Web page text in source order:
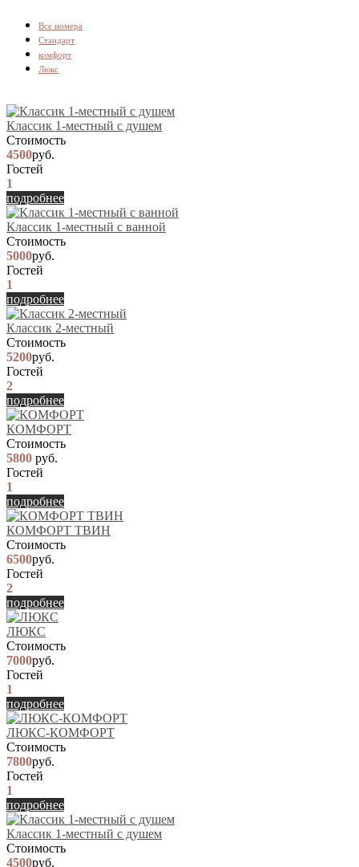
Вcе номера
Стандарт
комфорт
Люкс
Классик 1-местный с душем
Стоимость
4500руб.
Гостей
1
подробнее
Классик 1-местный с ванной
Стоимость
5000руб.
Гостей
1
подробнее
Классик 2-местный
Стоимость
5200руб.
Гостей
2
подробнее
КОМФОРТ
Стоимость
5800 руб.
Гостей
1
подробнее
КОМФОРТ ТВИН
Стоимость
6500руб.
Гостей
2
подробнее
ЛЮКС
Стоимость
7000руб.
Гостей
1
подробнее
ЛЮКС-КОМФОРТ
Стоимость
7800руб.
Гостей
1
подробнее
Классик 1-местный с душем
Стоимость
4500руб.